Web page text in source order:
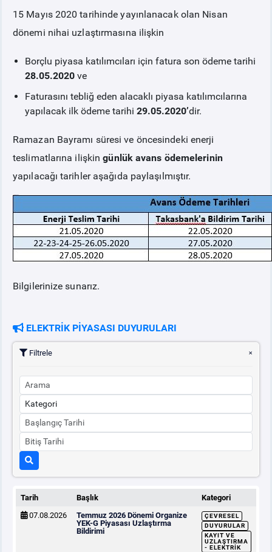
PİYASA KAYITSÜRECİ
SERBEST TÜKETİCİ
MALİ UZLAŞTIRMA
BÜLTENLER
DUYURULAR
BT HİZMET YÖNETİM SİSTEMİ POLİTİKAMIZ
15 Mayıs 2020 tarihinde yayınlanacak olan Nisan
dönemi nihai uzlaştırmasına ilişkin
Borçlu piyasa katılımcıları için fatura son ödeme tarihi
28.05.2020 ve
Faturasını tebliğ eden alacaklı piyasa katılımcılarına
yapılacak ilk ödeme tarihi 29.05.2020’dir.
Ramazan Bayramı süresi ve öncesindeki enerji
teslimatlarına ilişkingünlük avans ödemelerinin
yapılacağı tarihler aşağıda paylaşılmıştır.
Bilgilerinize sunarız.
ELEKTRİK PİYASASI DUYURULARI
Filtrele
Tarih Başlık
Kategori
07.08.2026
Temmuz 2026 Dönemi Organize
YEK-G Piyasası Uzlaştırma
Bildirimi
ÇEVRESEL
DUYURULAR
KAYIT VE
UZLAŞTIRMA
- ELEKTRIK